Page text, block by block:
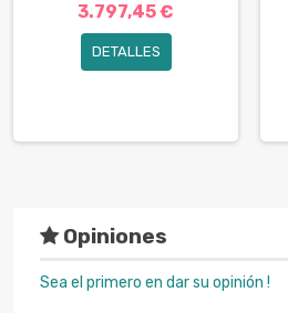
3.797,45 €
DETALLES
Opiniones
Sea el primero en dar su opinión !